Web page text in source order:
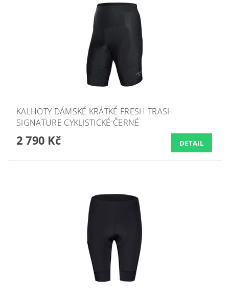
KALHOTY DÁMSKÉ KRÁTKÉ FRESH TRASH
SIGNATURE CYKLISTICKÉ ČERNÉ
2 790 Kč DETAIL